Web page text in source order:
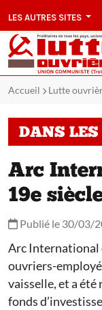
LES AUTRES SITES
Accueil Lutte
DANS LES
Arc
19e
Publié le 30/03/
Arc International
ouvriers-
vaisselle, et a
fonds